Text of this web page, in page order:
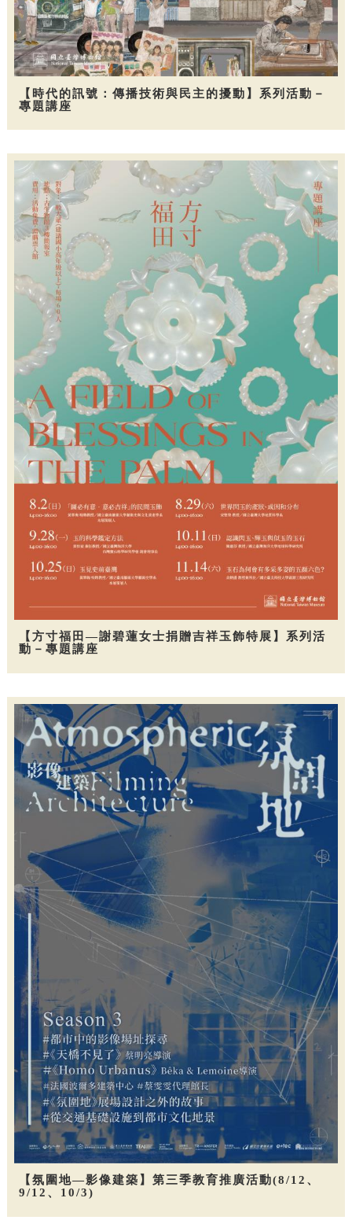
【時代的訊號：傳播技術與民主的擾動】系列活動－
專題講座
【方寸福田—謝碧蓮女士捐贈吉祥玉飾特展】系列活
動－專題講座
【氛圍地—影像建築】第三季教育推廣活動(8/12、
9/12、10/3)